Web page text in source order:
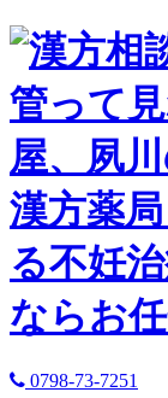
0798-73-7251